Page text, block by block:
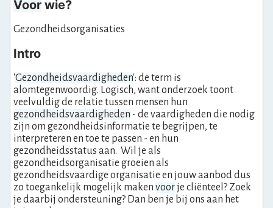
Voor wie?
Gezondheidsorganisaties
Intro
'Gezondheidsvaardigheden': de term is
alomtegenwoordig. Logisch, want onderzoek toont
veelvuldig de relatie tussen mensen hun
gezondheidsvaardigheden - de vaardigheden die nodig
zijn om gezondheidsinformatie te begrijpen, te
interpreteren en toe te passen - en hun
gezondheidsstatus aan. Wil je als
gezondheidsorganisatie groeien als
gezondheidsvaardige organisatie en jouw aanbod dus
zo toegankelijk mogelijk maken voorje cliënteel? Zoek
je daarbij ondersteuning? Dan ben je bij ons aan het